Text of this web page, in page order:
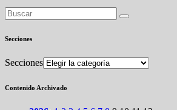
Secciones
Secciones
Contenido Archivado